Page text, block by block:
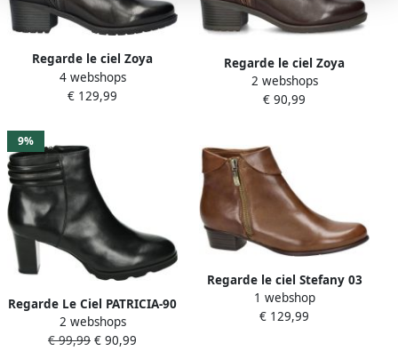
Regarde le ciel Zoya
gevoerde leren
enkellaarzen zwart
4 webshops
€ 129,99
Regarde le ciel Zoya
gevoerde leren
enkellaarzen bruin
2 webshops
€ 90,99
9%
Regarde Le Ciel PATRICIA-90
Volwassenen Laarsjes
Zwart
2 webshops
€ 99,99 € 90,99
Regarde le ciel Stefany 03
leren enkellaarzen cognac
1 webshop
€ 129,99